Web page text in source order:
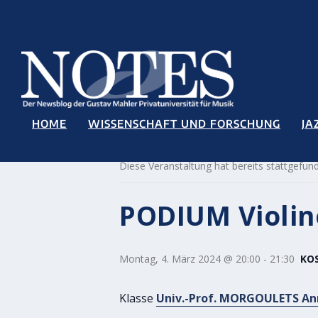
HOME WISSENSCHAFT UND FORSCHUNG
Diese Veranstaltung hat bereits
PODIUM
Montag, 4. März 2024 @ 20:00 - 21:30
Klasse Univ.-Prof. MORGOULETS